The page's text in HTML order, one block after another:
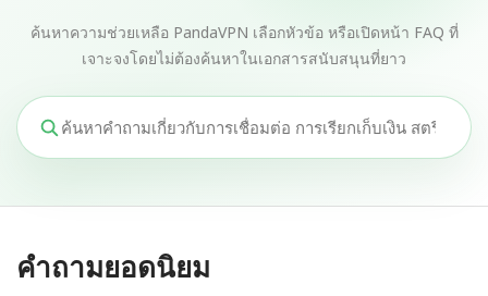
ค้นหาความช่วยเหลือ PandaVPN เลือกหัวข้อ หรือเปิดหน้า FAQ ที่
เจาะจงโดยไม่ต้องค้นหาในเอกสารสนับสนุนที่ยาว
คำถามยอดนิยม